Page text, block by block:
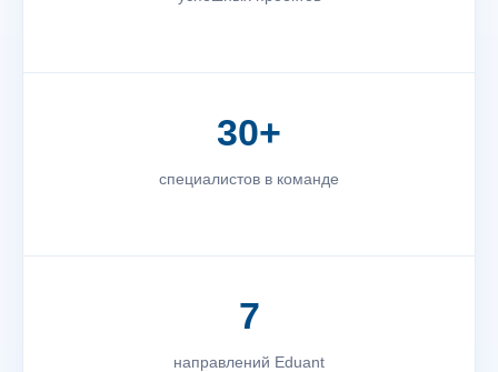
30+
специалистов в команде
7
направлений Eduant